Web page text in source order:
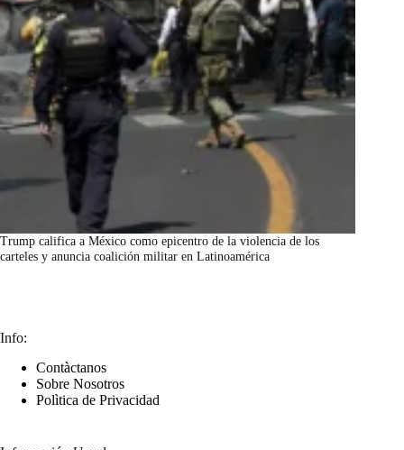
Trump califica a México como epicentro de la violencia de los
carteles y anuncia coalición militar en Latinoamérica
Info:
Contàctanos
Sobre Nosotros
Polìtica de Privacidad